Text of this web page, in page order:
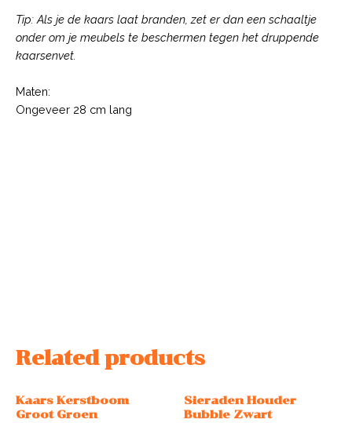
Tip: Als je de kaars laat branden, zet er dan een schaaltje
onder om je meubels te beschermen tegen het druppende
kaarsenvet.
Maten:
Ongeveer 28 cm lang
Related products
Kaars Kerstboom
Groot Groen
Sieraden Houder
Bubble Zwart